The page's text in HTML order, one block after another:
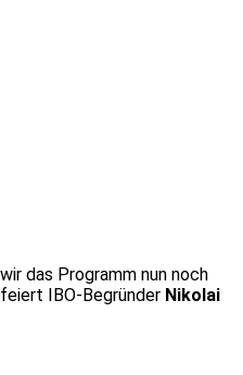
das Programm nun noch
IBO-Begründer Nikolai